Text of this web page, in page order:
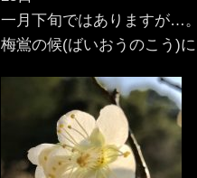
一月下旬ではありますが…
梅鴬の候(ばいおうのこう)